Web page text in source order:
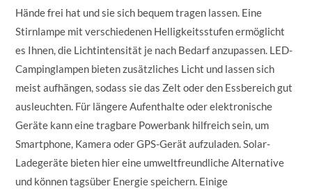
Hände frei hat und sie sich bequem tragen lassen. Eine
Stirnlampe mit verschiedenen Helligkeitsstufen ermöglicht
es Ihnen, die Lichtintensität je nach Bedarf anzupassen. LED-
Campinglampen bieten zusätzliches Licht und lassen sich
meist aufhängen, sodass sie das Zelt oder den Essbereich gut
ausleuchten. Für längere Aufenthalte oder elektronische
Geräte kann eine tragbare Powerbank hilfreich sein, um
Smartphone, Kamera oder GPS-Gerät aufzuladen. Solar-
Ladegeräte bieten hier eine umweltfreundliche Alternative
und können tagsüber Energie speichern. Einige